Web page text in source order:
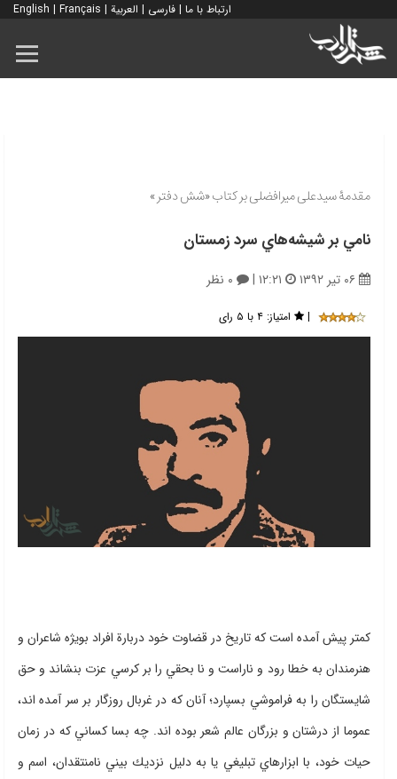
ارتباط با ما | فارسی | العربية |
English | Français
مقدمۀ سیدعلی میرافضلی بر کتاب «شش دفتر»
نامي بر شيشه‌هاي سرد زمستان
۰۶ تیر ۱۳۹۲ ۱۲:۲۱ | ۰ نظر
| امتیاز: ۴ با ۵ رای
كمتر پيش آمده است كه تاريخ در قضاوت خود دربارة افراد بويژه شاعران و
هنرمندان به خطا رود و ناراست و نا بحقي را بر كرسي عزت بنشاند و حق
شايستگان را به فراموشي بسپارد؛ آنان كه در غربال روزگار بر سر آمده اند،
عموما از درشتان و بزرگان عالم شعر بوده اند. چه بسا كساني كه در زمان
حيات خود، با ابزارهاي تبليغي يا به دليل نزديك بيني نامنتقدان، اسم و